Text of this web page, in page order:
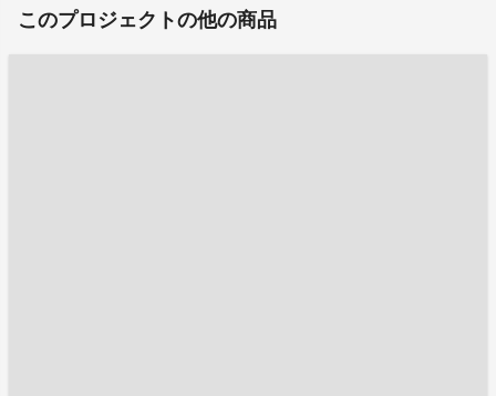
このプロジェクトの他の商品